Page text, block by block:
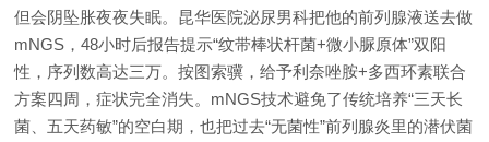
但会阴坠胀夜夜失眠。昆华医院泌尿男科把他的前列腺液送去做
mNGS，48小时后报告提示“纹带棒状杆菌+微小脲原体”双阳
性，序列数高达三万。按图索骥，给予利奈唑胺+多西环素联合
方案四周，症状完全消失。mNGS技术避免了传统培养“三天长
菌、五天药敏”的空白期，也把过去“无菌性”前列腺炎里的潜伏菌